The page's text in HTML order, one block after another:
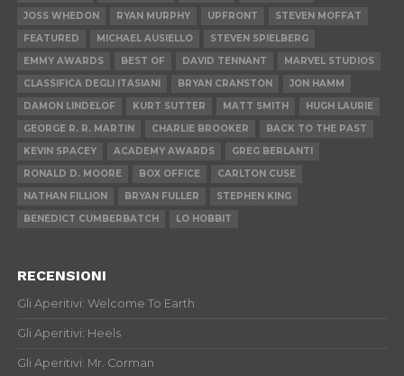
JOSS WHEDON
RYAN MURPHY UPFRONT
STEVEN MOFFAT
FEATURED
MICHAEL AUSIELLO
STEVEN SPIELBERG
EMMY AWARDS
BEST OF DAVID TENNANT
MARVEL STUDIOS
CLASSIFICA DEGLI ITASIANI
BRYAN CRANSTON
JON HAMM
DAMON LINDELOF
KURT SUTTER MATT SMITH
HUGH LAURIE
GEORGE R. R. MARTIN
CHARLIE BROOKER
BACK TO THE PAST
KEVIN SPACEY
ACADEMY AWARDS
GREG BERLANTI
RONALD D. MOORE
BOX OFFICE
CARLTON CUSE
NATHAN FILLION
BRYAN FULLER
STEPHEN KING
BENEDICT CUMBERBATCH
LO HOBBIT
RECENSIONI
Gli Aperitivi: Welcome To Earth
Gli Aperitivi: Heels
Gli Aperitivi: Mr. Corman